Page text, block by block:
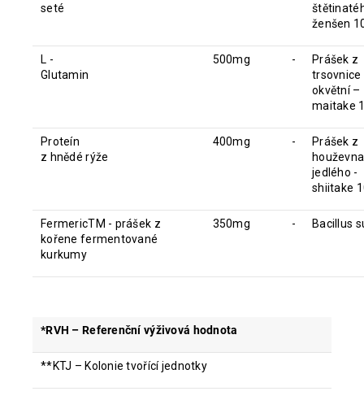
seté
ženšen
L -
Glutamin
500mg -
Prášek z
trsovnice
okvětní –
maitake
Proteín
z hnědé rýže
400mg -
Prášek z
jedlého -
shiitake
FermericTM - prášek z
kořene fermentované
kurkumy
350mg - Bacillus
*RVH – Referenční výživová hodnota
**KTJ – Kolonie tvořící jednotky